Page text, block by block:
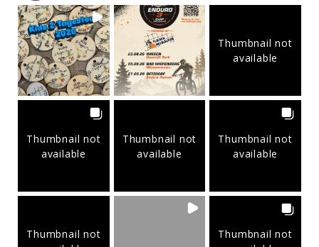
Thumbnail not
available
Thumbnail not
available
Thumbnail not
available
Thumbnail not
available
Thumbnail not
Thumbnail not